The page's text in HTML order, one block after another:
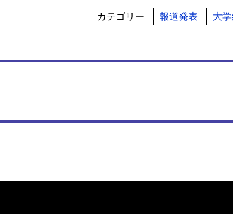
カテゴリー 報道発表 大